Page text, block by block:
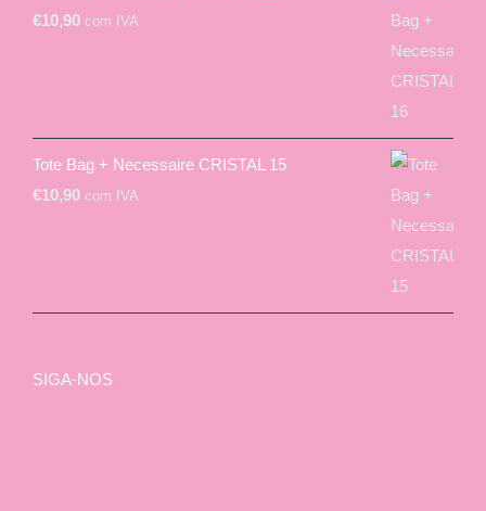
€10,90 com IVA
Tote Bag + Necessaire CRISTAL 15
€10,90 com IVA
SIGA-NOS